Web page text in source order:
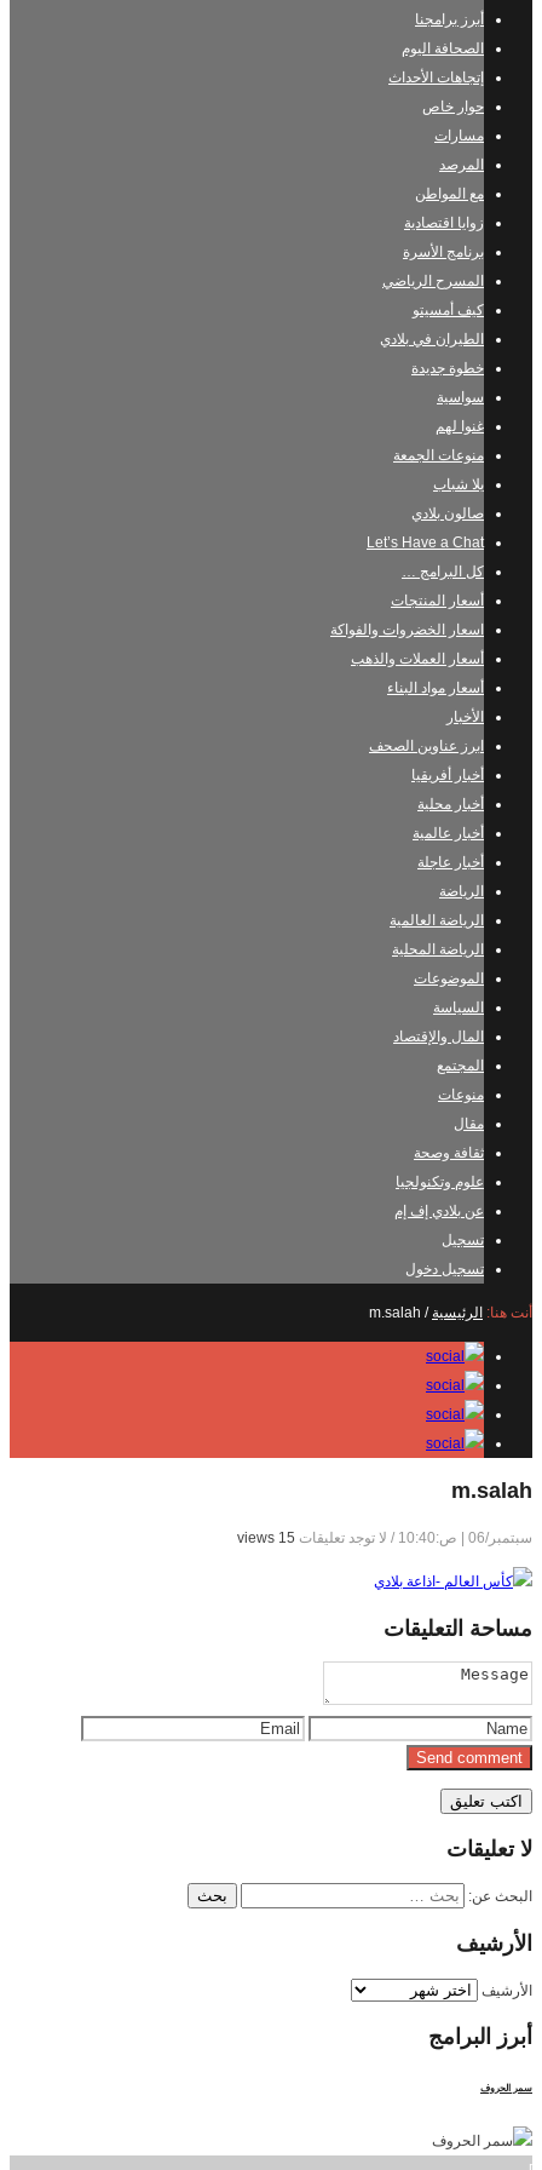
أبرز برامجنا
الصحافة اليوم
إتجاهات الأحداث
حوار خاص
مسارات
المرصد
مع المواطن
زوايا اقتصادية
برنامج الأسرة
المسرح الرياضي
كيف أمسيتو
الطيران في بلادي
خطوة جديدة
سواسية
غنوا لهم
منوعات الجمعة
يلا شباب
صالون بلادي
Let’s Have a Chat
كل البرامج …
أسعار المنتجات
اسعار الخضروات والفواكة
أسعار العملات والذهب
أسعار مواد البناء
الأخبار
ابرز عناوين الصحف
أخبار أفريقيا
أخبار محلية
أخبار عالمية
أخبار عاجلة
الرياضة
الرياضة العالمية
الرياضة المحلية
الموضوعات
السياسة
المال والإقتصاد
المجتمع
منوعات
مقال
ثقافة وصحة
علوم وتكنولجيا
عن بلادي إف إم
تسجيل
تسجيل دخول
أنت هنا: الرئيسية /
m.salah
m.salah
سبتمبر/06 | ص:10:40 / لا توجد تعليقات 15 views
مساحة التعليقات
لاتعليقات
البحث عن:
الأرشيف
الأرشيف
أبرز البرامج
سمر الحروف